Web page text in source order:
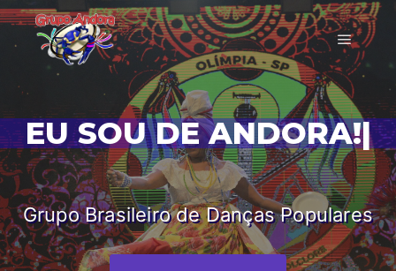
EU SOU DE ANDORA!|
Grupo Brasileiro de Danças Populares